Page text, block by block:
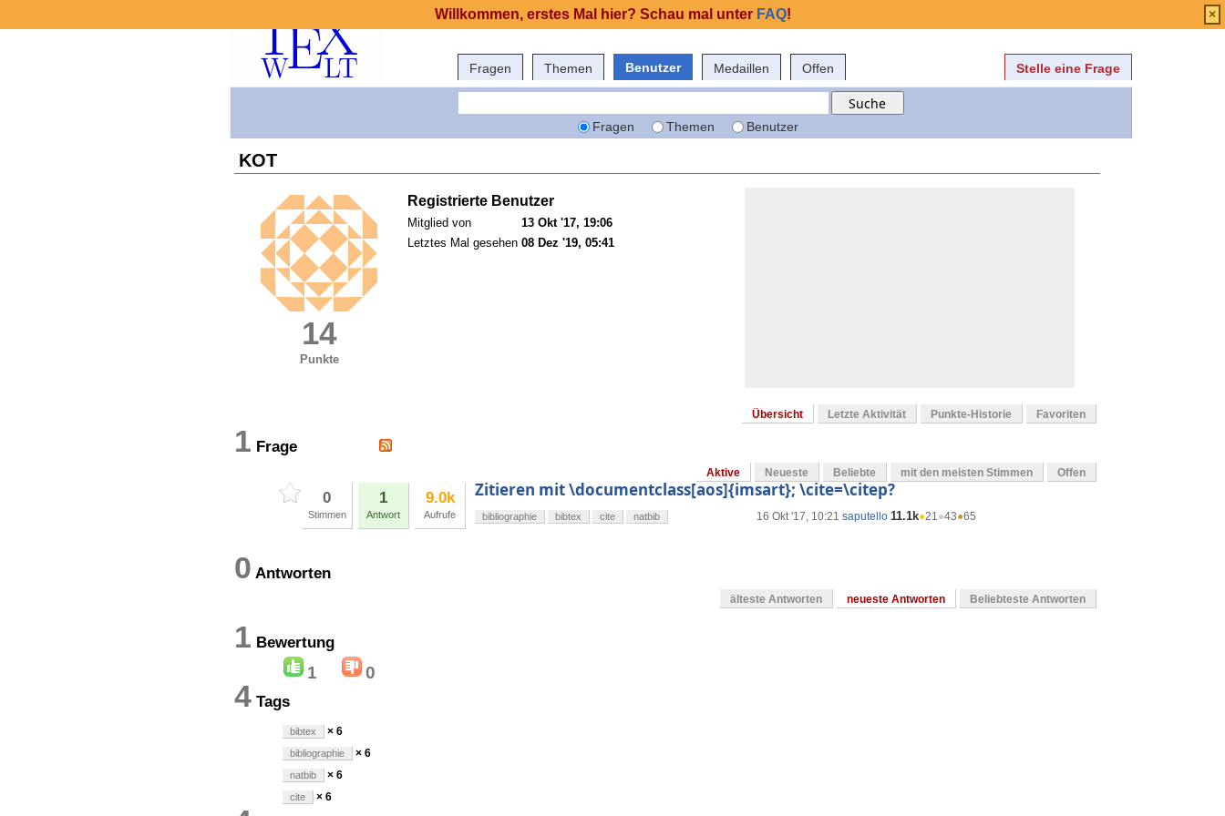
Fragen Themen Benutzer Medaillen Offen Stelle eine Frage
Fragen Themen Benutzer
KOT
14
Punkte
Registrierte Benutzer
Mitglied von
13 Okt '17, 19:06
Letztes Mal gesehen 08 Dez '19, 05:41
Übersicht Letzte Aktivität Punkte-Historie Favoriten
1 Frage
Aktive Neueste Beliebte mit den meisten Stimmen Offen
0
Stimmen
1
Antwort
9.0k
Aufrufe
Zitieren mit \documentclass[aos]{imsart}; \cite=\citep?
16 Okt '17, 10:21 saputello 11.1k●21●43●65
bibliographie bibtex cite natbib
0 Antworten
älteste Antworten neueste Antworten Beliebteste Antworten
1 Bewertung
1 0
4 Tags
bibtex × 6
bibliographie × 6
natbib × 6
cite × 6
Willkommen, erstes Mal hier? Schau mal unter FAQ! ×